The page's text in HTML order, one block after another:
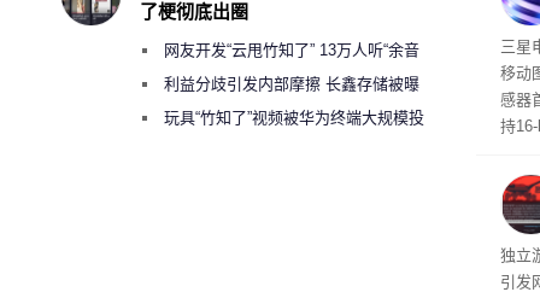
传
三星
移动
感器
持
文
独立
引发
了梗彻底出圈
网友开发“云甩竹知了” 13万人听“余音
绕梁”利益分歧引发内部摩擦 长鑫存储被曝
曾将华为驻场工程师驱逐出研发基地
玩具“竹知了”视频被华为终端大规模投